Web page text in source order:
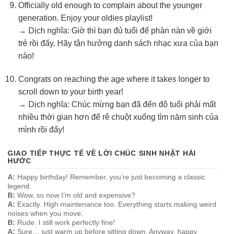
Officially old enough to complain about the younger
generation. Enjoy your oldies playlist!
→ Dịch nghĩa: Giờ thì bạn đủ tuổi để phàn nàn về giới
trẻ rồi đấy. Hãy tận hưởng danh sách nhạc xưa của bạn
nào!
Congrats on reaching the age where it takes longer to
scroll down to your birth year!
→ Dịch nghĩa: Chúc mừng bạn đã đến độ tuổi phải mất
nhiều thời gian hơn để rê chuột xuống tìm năm sinh của
mình rồi đấy!
GIAO TIẾP THỰC TẾ VỀ LỜI CHÚC SINH NHẬT HÀI
HƯỚC
A: Happy birthday! Remember, you’re just becoming a classic
legend.
B: Wow, so now I’m old and expensive?
A: Exactly. High maintenance too. Everything starts making weird
noises when you move.
B: Rude. I still work perfectly fine!
A: Sure… just warm up before sitting down. Anyway, happy